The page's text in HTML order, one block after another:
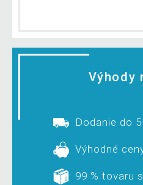
Výhody
Dodanie do
Výhodné
99 % tovaru